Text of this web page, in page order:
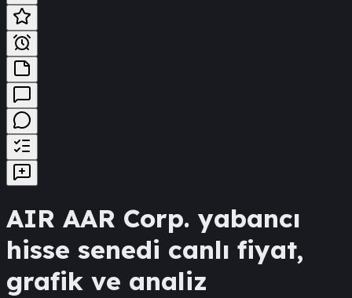
AIR AAR Corp. yabancı
hisse senedi canlı fiyat,
grafik ve analiz